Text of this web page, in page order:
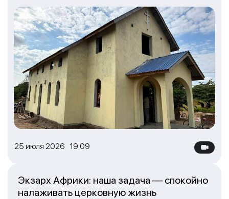
25 июля 2026 19:09
Экзарх Африки: наша задача — спокойно
налаживать церковную жизнь